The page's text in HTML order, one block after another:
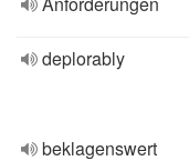
deplorably
beklagenswert